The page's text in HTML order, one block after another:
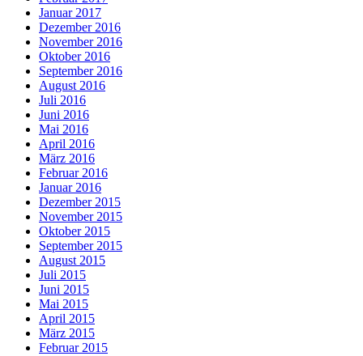
Januar 2017
Dezember 2016
November 2016
Oktober 2016
September 2016
August 2016
Juli 2016
Juni 2016
Mai 2016
April 2016
März 2016
Februar 2016
Januar 2016
Dezember 2015
November 2015
Oktober 2015
September 2015
August 2015
Juli 2015
Juni 2015
Mai 2015
April 2015
März 2015
Februar 2015